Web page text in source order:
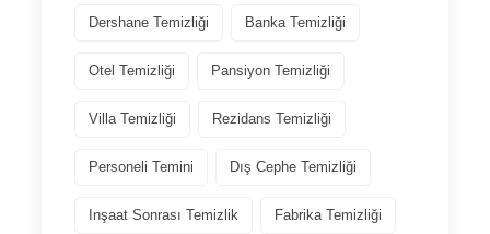
Dershane Temizliği Banka Temizliği
Otel Temizliği Pansiyon Temizliği
Villa Temizliği Rezidans Temizliği
Personeli Temini Dış Cephe Temizliği
Inşaat Sonrası Temizlik Fabrika Temizliği